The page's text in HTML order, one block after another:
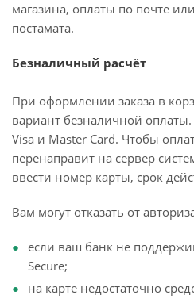
магазина, оплаты по почте
постамата.
Безналичный расчёт
При оформлении заказа в
вариант безналичной
Visa и Master Card. Чтобы
перенаправит на сервер
ввести номер карты, срок
Вам могут отказать от
если ваш банк не
Secure;
на карте недостаточно